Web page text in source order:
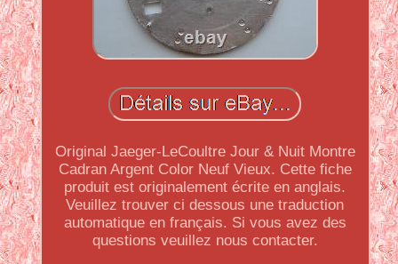
Original Jaeger-LeCoultre Jour & Nuit Montre
Cadran Argent Color Neuf Vieux. Cette fiche
produit est originalement écrite en anglais.
Veuillez trouver ci dessous une traduction
automatique en français. Si vous avez des
questions veuillez nous contacter.